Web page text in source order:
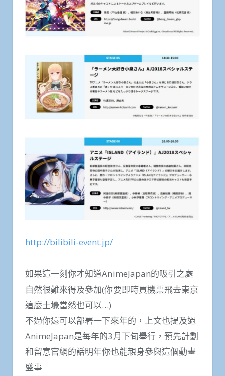
http://bilibili-event.jp/
如果這一刻你才知道AnimeJapan的吸引之處
自然很難來得及參加(你要即時買機票飛去東京
這麼土壕當然也可以…)
不過你還可以部署一下來年的，上文也提及過
AnimeJapan是每年的3月下旬舉行，預先計劃
和留意官網的話明年你也能親身參與這個動畫
盛事